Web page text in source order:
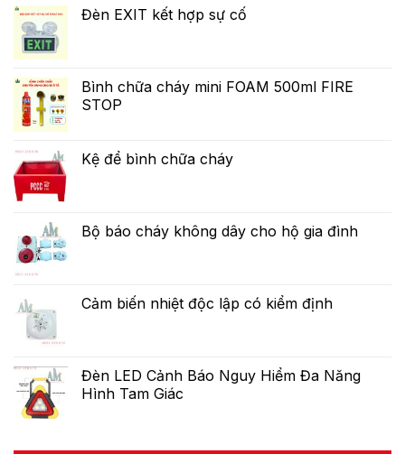
Đèn EXIT kết hợp sự cố
Bình chữa cháy mini FOAM 500ml FIRE
STOP
Kệ để bình chữa cháy
Bộ báo cháy không dây cho hộ gia đình
Cảm biến nhiệt độc lập có kiểm định
Đèn LED Cảnh Báo Nguy Hiểm Đa Năng
Hình Tam Giác